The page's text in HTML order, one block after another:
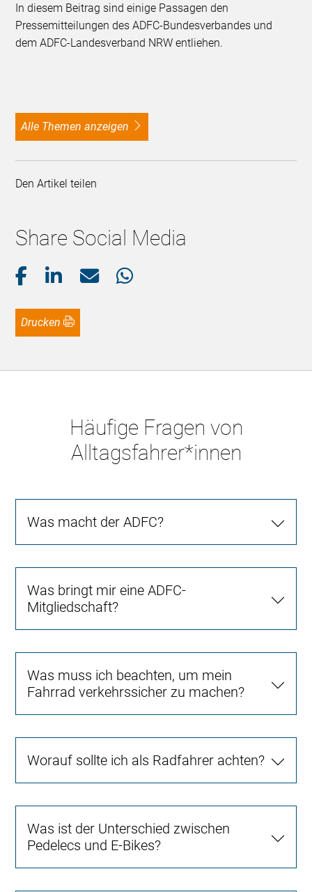
In diesem Beitrag sind einige Passagen den
Pressemitteilungen des ADFC-Bundesverbandes und
dem ADFC-Landesverband NRW entliehen.
alle Themen anzeigen
Den Artikel teilen
Share Social Media
Drucken
Häufige Fragen von
Alltagsfahrer*innen
Was macht der ADFC?
Was bringt mir eine ADFC-
Mitgliedschaft?
Was muss ich beachten, um mein
Fahrrad verkehrssicher zu machen?
Worauf sollte ich als Radfahrer achten?
Was ist der Unterschied zwischen
Pedelecs und E-Bikes?